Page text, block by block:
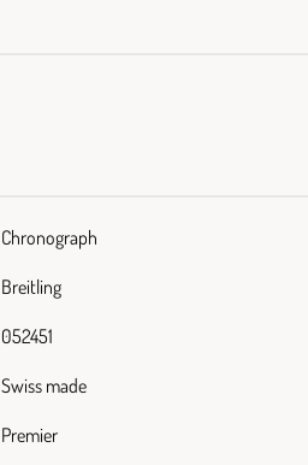
Chronograph
Breitling
052451
Swiss made
Premier